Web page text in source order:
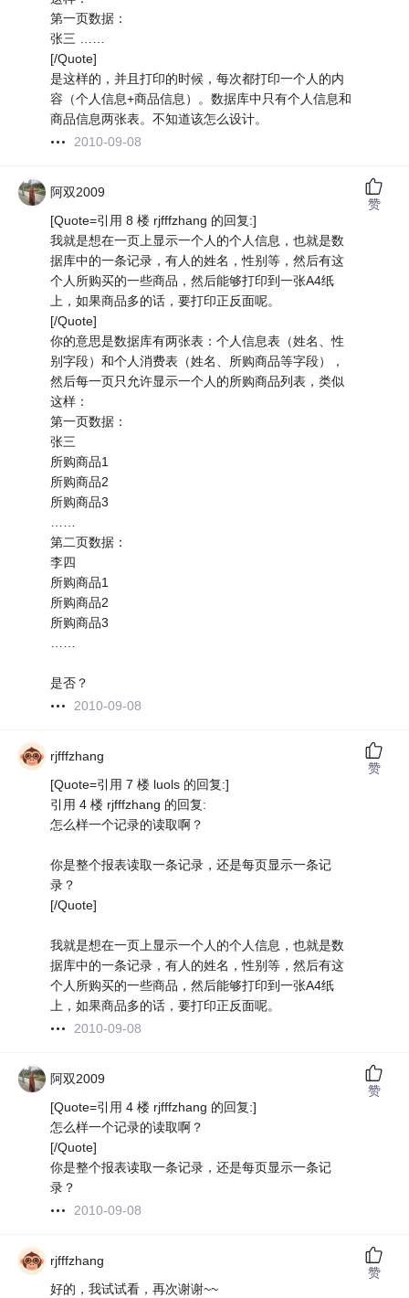
第一页数据：
张三 ……
[/Quote]
是这样的，并且打印的时候，每次都打印一个人的内
容（个人信息+商品信息）。数据库中只有个人信息和
商品信息两张表。不知道该怎么设计。
2010-09-08
阿双2009
[Quote=引用 8 楼 rjfffzhang 的回复:]
我就是想在一页上显示一个人的个人信息，也就是数
据库中的一条记录，有人的姓名，性别等，然后有这
个人所购买的一些商品，然后能够打印到一张A4纸
上，如果商品多的话，要打印正反面呢。
[/Quote]
你的意思是数据库有两张表：个人信息表（姓名、性
别字段）和个人消费表（姓名、所购商品等字段），
然后每一页只允许显示一个人的所购商品列表，类似
这样：
第一页数据：
张三
所购商品1
所购商品2
所购商品3
……
第二页数据：
李四
所购商品1
所购商品2
所购商品3
……
是否？
2010-09-08
赞
rjfffzhang
[Quote=引用 7 楼 luols 的回复:]
引用 4 楼 rjfffzhang 的回复:
怎么样一个记录的读取啊？
你是整个报表读取一条记录，还是每页显示一条记
录？
[/Quote]
我就是想在一页上显示一个人的个人信息，也就是数
据库中的一条记录，有人的姓名，性别等，然后有这
个人所购买的一些商品，然后能够打印到一张A4纸
上，如果商品多的话，要打印正反面呢。
2010-09-08
赞
阿双2009
[Quote=引用 4 楼 rjfffzhang 的回复:]
怎么样一个记录的读取啊？
[/Quote]
你是整个报表读取一条记录，还是每页显示一条记
录？
2010-09-08
赞
rjfffzhang
好的，我试试看，再次谢谢~~
赞